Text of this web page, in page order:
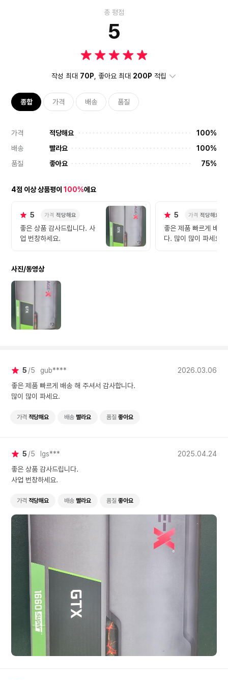
총 평점
5
작성 최대 70P , 좋아요 최대 200P 적립
종합 가격 배송 품질
가격 적당해요
100%
배송
빨라요
100%
품질
좋아요 75%
4점 이상 상품평이 100%에요
5 가격 적당해요
좋은 상품 감사드립니다. 사
업 번창하세요.
5 가격 적당해요
좋은 제품 빠르게 배송
다. 많이 많이 파세요.
사진/동영상
5 5 gub****
2026.03.06
좋은 제품 빠르게 배송 해 주셔서 감사합니다.
많이 많이 파세요.
가격 적당해요 배송 빨라요 품질 좋아요
5 5 lgs***
2025.04.24
좋은 상품 감사드립니다.
사업 번창하세요.
가격 적당해요 배송 빨라요 품질 좋아요